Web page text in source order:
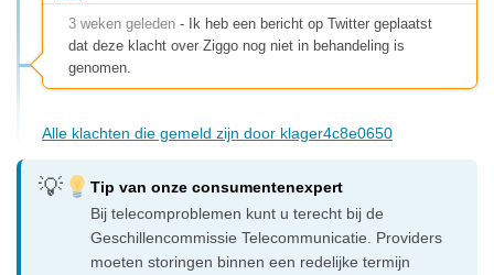
3 weken geleden - Ik heb een bericht op Twitter geplaatst
dat deze klacht over Ziggo nog niet in behandeling is
genomen.
Alle klachten die gemeld zijn door klager4c8e0650
Tip van onze consumentenexpert
Bij telecomproblemen kunt u terecht bij de
Geschillencommissie Telecommunicatie. Providers
moeten storingen binnen een redelijke termijn